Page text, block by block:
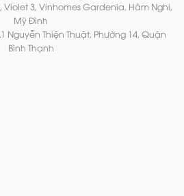
Violet 3, Vinhomes Gardenia, Hàm Nghi,
Mỹ Đình
Nguyễn Thiện Thuật, Phường 14, Quận
Bình Thạnh